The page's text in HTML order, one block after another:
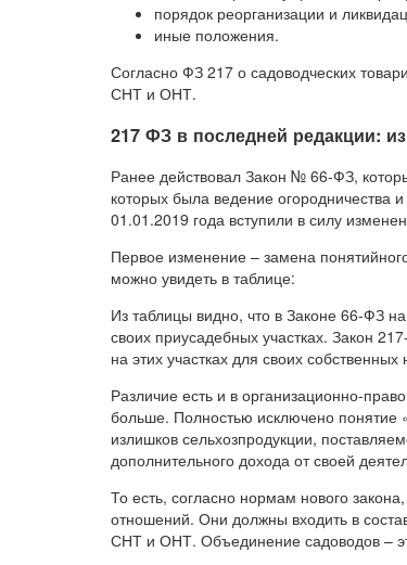
порядок реорганизации и
иные положения.
Согласно ФЗ 217 о садоводческих
СНТ и ОНТ.
217 ФЗ в последней редакции:
Ранее действовал Закон № 66-ФЗ,
которых была ведение огородничества
01.01.2019 года вступили в силу
Первое изменение – замена
можно увидеть в таблице:
Из таблицы видно, что в Законе 66-ФЗ
своих приусадебных участках. Закон
на этих участках для своих
Различие есть и в организационно-
больше. Полностью исключено понятие
излишков сельхозпродукции,
дополнительного дохода от своей
То есть, согласно нормам нового
отношений. Они должны входить в
СНТ и ОНТ. Объединение садоводов –